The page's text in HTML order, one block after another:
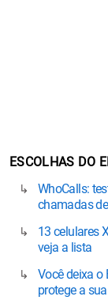
ESCOLHAS DO
WhoCalls:
chamadas
13 celulares
veja a lista
Você deixa o
protege a